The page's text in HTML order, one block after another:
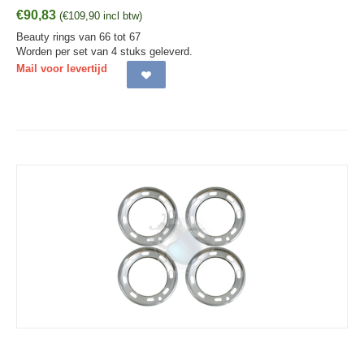
€90,83 (€109,90 incl btw)
Beauty rings van 66 tot 67
Worden per set van 4 stuks geleverd.
Mail voor levertijd